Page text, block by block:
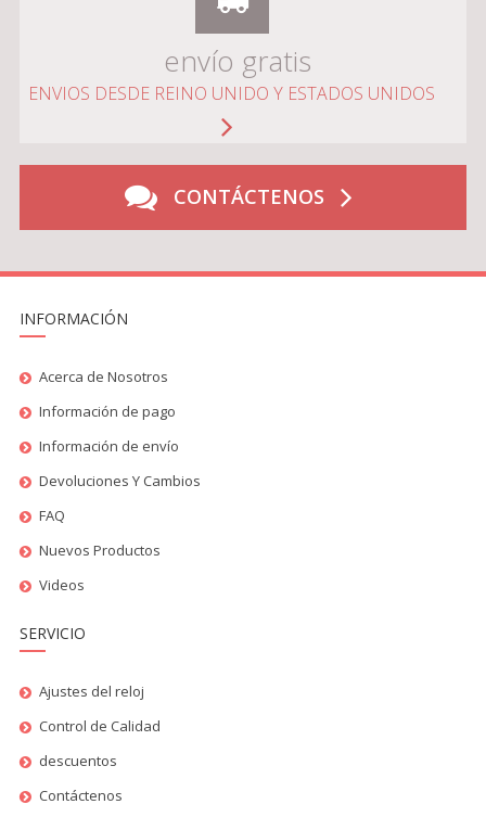
envío gratis
ENVIOS DESDE REINO UNIDO Y ESTADOS UNIDOS
CONTÁCTENOS
INFORMACIÓN
Acerca de Nosotros
Información de pago
Información de envío
Devoluciones Y Cambios
FAQ
Nuevos Productos
Videos
SERVICIO
Ajustes del reloj
Control de Calidad
descuentos
Contáctenos